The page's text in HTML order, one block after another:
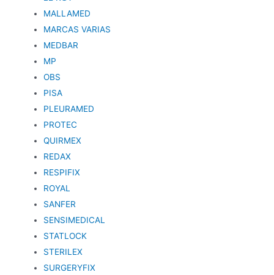
MALLAMED
MARCAS VARIAS
MEDBAR
MP
OBS
PISA
PLEURAMED
PROTEC
QUIRMEX
REDAX
RESPIFIX
ROYAL
SANFER
SENSIMEDICAL
STATLOCK
STERILEX
SURGERYFIX